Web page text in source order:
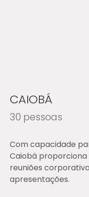
CAIOBÁ
30 pessoas
Com capacidade
Caiobá
reuniões
apresentações.